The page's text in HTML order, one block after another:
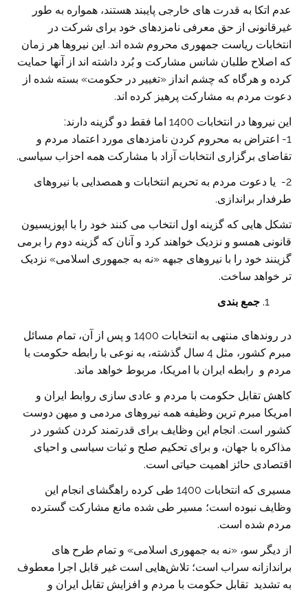
عدم اتکا به قدرت های خارجی پایبند هستند، همواره به طور
غیرقانونی از حق معرفی نامزدهای خود برای شرکت در
انتخابات ریاست جمهوری محروم شده اند. این نیروها هر زمان
که اصلاح طلبان شانس مشارکت و بُرد داشته اند از آنها حمایت
کرده و هرگاه که چشم انداز «تغییر در حکومت» بسته شده از
دعوت مردم به مشارکت پرهیز کرده اند.
این نیروها در انتخابات 1400 اما فقط دو گزینه دارند:
1- اعتراض به محروم کردن نامزدهای مورد اعتماد مردم و
تقاضای برگزاری انتخابات آزاد با مشارکت همه احزاب سیاسی.
2- یا دعوت مردم به تحریم انتخابات و همصدایی با نیروهای
طرفدار براندازی.
تشکل هایی که گزینه اول انتخاب می کنند خود را با اپوزیسیون
قانونی همسو و نزدیک خواهند کرد و آنان که گزینه دوم را برمی
گزینند خود را با نیروهای جبهه «نه به جمهوری اسلامی» نزدیک
تر خواهد ساخت.
جمع بندی
در روندهای منتهی به انتخابات 1400 و پس از آن، تمام مسائل
مبرم کشور، مثل 4 سال گذشته، به نوعی با رابطه حکومت با
مردم و رابطه ایران با امریکا، مربوط خواهد ماند.
کاهش تقابل حکومت با مردم و عادی سازی روابط ایران و
امریکا مبرم ترین وظیفه همه نیروهای مردمی و میهن دوست
کشور است. انجام این وظایف برای قدرتمند کردن کشور در
مذاکره با جهان، و برای تحکیم صلح و ثبات سیاسی و احیای
اقتصادی حائز اهمیت حیاتی است.
مسیری که انتخابات 1400 طی کرده راهگشای انجام این
وظایف نبوده است؛ مسیر طی شده مانع مشارکت گسترده
مردم شده است.
از دیگر سو، «نه به جمهوری اسلامی» و تمام طرح های
براندازانه سراب است؛ تلاش‌هایی است غیر قابل اجرا معطوف
به تشدید تقابل حکومت با مردم و افزایش تقابل ایران و